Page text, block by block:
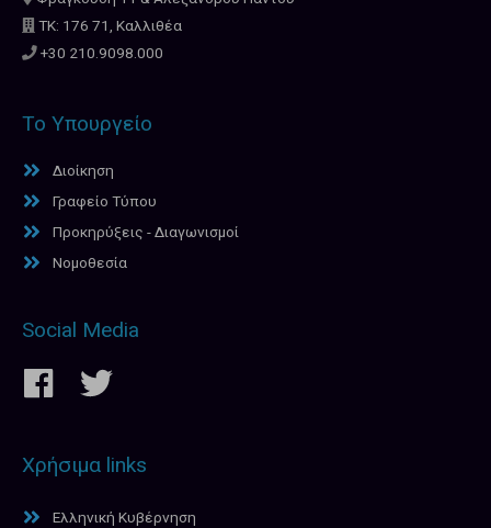
ΤΚ: 176 71, Καλλιθέα
+30 210.9098.000
Το Υπουργείο
Διοίκηση
Γραφείο Τύπου
Προκηρύξεις - Διαγωνισμοί
Νομοθεσία
Social Media
Χρήσιμα links
Ελληνική Κυβέρνηση